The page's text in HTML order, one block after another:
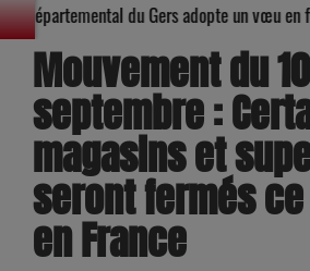
Conseil départemental du Gers adopte un
Mouvement du 10
septembre :
magasins et
seront fermés
en France